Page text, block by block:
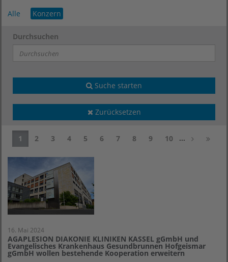
Alle Konzern
Durchsuchen
Suche starten
Zurücksetzen
1 2 3 4 5 6 7 8 9 10 ...
16. Mai 2024
AGAPLESION DIAKONIE KLINIKEN KASSEL gGmbH und
Evangelisches Krankenhaus Gesundbrunnen Hofgeismar
gGmbH wollen bestehende Kooperation erweitern